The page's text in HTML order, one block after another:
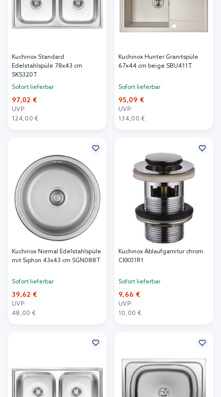
Kuchinox Standard
Edelstahlspüle 78x43 cm
SKS320T
Sofort lieferbar
97,02 €
UVP:
124,00 €
Kuchinox Hunter Granitspüle
67x44 cm beige SBU411T
Sofort lieferbar
95,09 €
UVP:
134,00 €
Kuchinox Normal Edelstahlspüle
mit Siphon 43x43 cm SGN088T
Sofort lieferbar
39,62 €
UVP:
48,00 €
Kuchinox Ablaufgarnitur chrom
CKK01R1
Sofort lieferbar
9,66 €
UVP:
10,00 €